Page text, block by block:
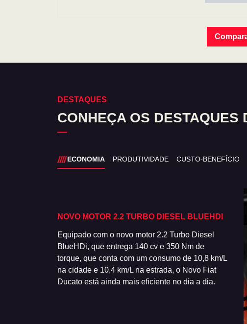
DESTAQUES
CONHEÇA OS
ECONOMIA PRODUTIVIDADE CUSTO-BENEFÍCIO
NOVO MOTOR 2.2 TURBO DIESEL BLUEHDI
Equipado com o novo motor 2.2 Turbo Diesel
BlueHDi, que entrega 140 cv e 350 Nm de
torque, que conta com um consumo de 10,8 km/L
na cidade e 10,4 km/L na estrada, o Novo Fiat
Ducato está ainda mais eficiente no dia a dia.
O
nas